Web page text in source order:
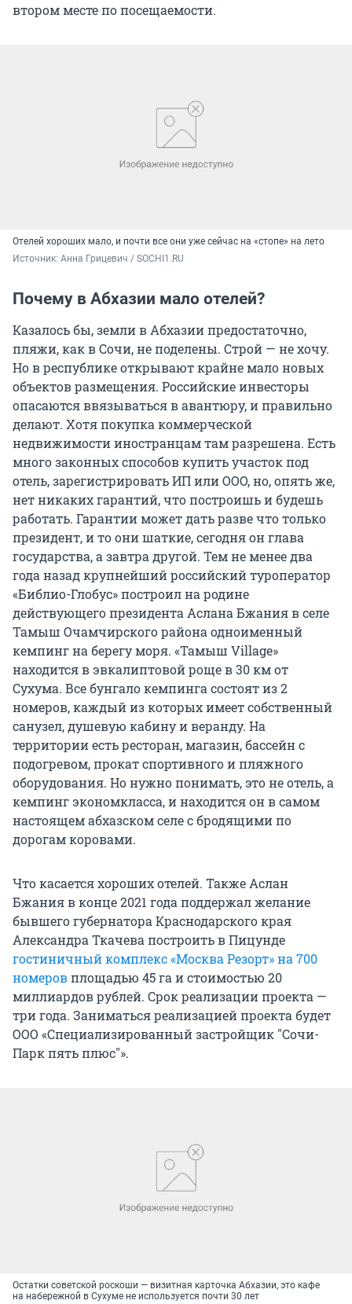
втором месте по посещаемости.
Отелей хороших мало, и почти все они уже сейчас на «стопе» на лето
Источник: Анна Грицевич / SOCHI1.RU
Почему в Абхазии мало отелей?
Казалось бы, земли в Абхазии предостаточно,
пляжи, как в Сочи, не поделены. Строй — не хочу.
Но в республике открывают крайне мало новых
объектов размещения. Российские инвесторы
опасаются ввязываться в авантюру, и правильно
делают. Хотя покупка коммерческой
недвижимости иностранцам там разрешена. Есть
много законных способов купить участок под
отель, зарегистрировать ИП или ООО, но, опять же,
нет никаких гарантий, что построишь и будешь
работать. Гарантии может дать разве что только
президент, и то они шаткие, сегодня он глава
государства, а завтра другой. Тем не менее два
года назад крупнейший российский туроператор
«Библио-Глобус» построил на родине
действующего президента Аслана Бжания в селе
Тамыш Очамчирского района одноименный
кемпинг на берегу моря. «Тамыш Village»
находится в эвкалиптовой роще в 30 км от
Сухума. Все бунгало кемпинга состоят из 2
номеров, каждый из которых имеет собственный
санузел, душевую кабину и веранду. На
территории есть ресторан, магазин, бассейн с
подогревом, прокат спортивного и пляжного
оборудования. Но нужно понимать, это не отель, а
кемпинг экономкласса, и находится он в самом
настоящем абхазском селе с бродящими по
дорогам коровами.
Что касается хороших отелей. Также Аслан
Бжания в конце 2021 года поддержал желание
бывшего губернатора Краснодарского края
Александра Ткачева построить в Пицунде
гостиничный комплекс «Москва Резорт» на 700
номеровплощадью 45 га и стоимостью 20
миллиардов рублей. Срок реализации проекта —
три года. Заниматься реализацией проекта будет
ООО «Специализированный застройщик "Сочи-
Парк пять плюс"».
Остатки советской роскоши — визитная карточка Абхазии, это кафе
на набережной в Сухуме не используется почти 30 лет